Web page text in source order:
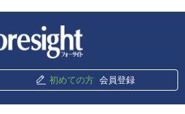
初めての方 会員登録